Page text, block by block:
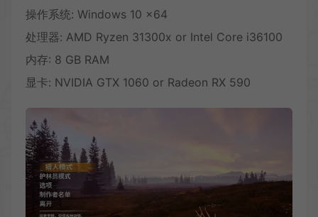
操作系统: Windows 10 x64
处理器: AMD Ryzen 31300x or Intel Core i36100
内存: 8 GB RAM
显卡: NVIDIA GTX 1060 or Radeon RX 590